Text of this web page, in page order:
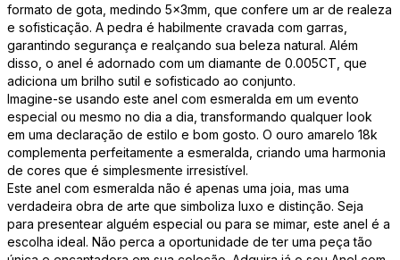
formato de gota, medindo 5x3mm, que confere um ar de realeza
e sofisticação. A pedra é habilmente cravada com garras,
garantindo segurança e realçando sua beleza natural. Além
disso, o anel é adornado com um diamante de 0.005CT, que
adiciona um brilho sutil e sofisticado ao conjunto.
Imagine-se usando este anel com esmeralda em um evento
especial ou mesmo no dia a dia, transformando qualquer look
em uma declaração de estilo e bom gosto. O ouro amarelo 18k
complementa perfeitamente a esmeralda, criando uma harmonia
de cores que é simplesmente irresistível.
Este anel com esmeralda não é apenas uma joia, mas uma
verdadeira obra de arte que simboliza luxo e distinção. Seja
para presentear alguém especial ou para se mimar, este anel é a
escolha ideal. Não perca a oportunidade de ter uma peça tão